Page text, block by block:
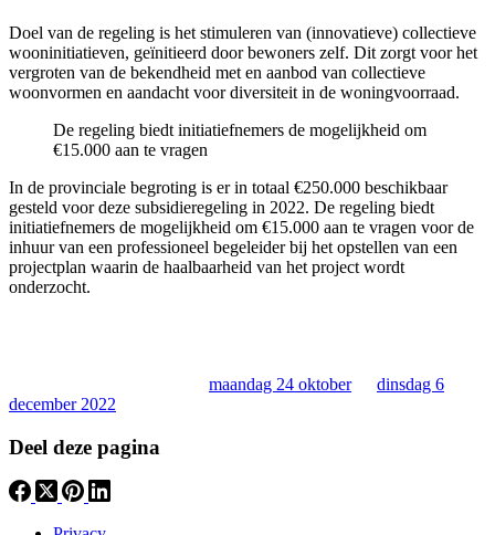
Doel van de regeling is het stimuleren van (innovatieve) collectieve
wooninitiatieven, geïnitieerd door bewoners zelf. Dit zorgt voor het
vergroten van de bekendheid met en aanbod van collectieve
woonvormen en aandacht voor diversiteit in de woningvoorraad.
De regeling biedt initiatiefnemers de mogelijkheid om
€15.000 aan te vragen
In de provinciale begroting is er in totaal €250.000 beschikbaar
gesteld voor deze subsidieregeling in 2022. De regeling biedt
initiatiefnemers de mogelijkheid om €15.000 aan te vragen voor de
inhuur van een professioneel begeleider bij het opstellen van een
projectplan waarin de haalbaarheid van het project wordt
onderzocht.
maandag 24 oktoberen dinsdag 6
december 2022
Deel deze pagina